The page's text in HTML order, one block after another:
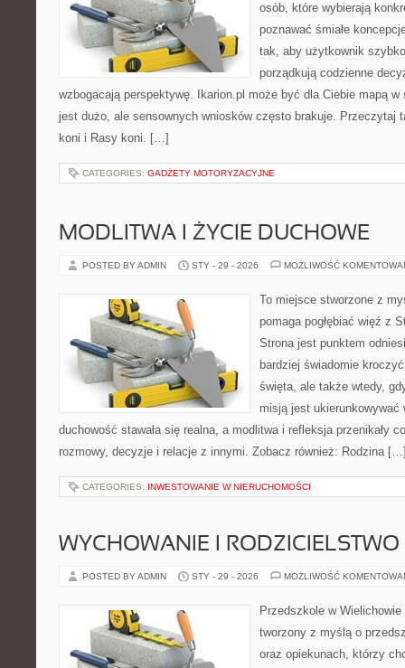
osób, które wybierają
poznawać śmiałe
tak, aby użytkownik
porządkują codzienne
wzbogacają perspektywę. Ikarion.pl może być dla Ciebie mapą
jest dużo, ale sensownych wniosków często brakuje. Przeczytaj
koni i Rasy koni. […]
CATEGORIES: GADŻETY MOTORYZACYJNE
MODLITWA I ŻYCIE DUCHOWE
POSTED BY ADMIN STY - 29 - 2026 MOŻLIWOŚĆ
To miejsce stworzone z
pomaga pogłębiać więź z
Strona jest punktem
bardziej świadomie
święta, ale także wtedy,
misją jest ukierunkowywać
duchowość stawała się realna, a modlitwa i refleksja przenikały
rozmowy, decyzje i relacje z innymi. Zobacz również: Rodzina
CATEGORIES: INWESTOWANIE W NIERUCHOMOŚCI
WYCHOWANIE I RODZICIELSTWO
POSTED BY ADMIN STY - 29 - 2026 MOŻLIWOŚĆ
Przedszkole w
tworzony z myślą o
oraz opiekunach, którzy